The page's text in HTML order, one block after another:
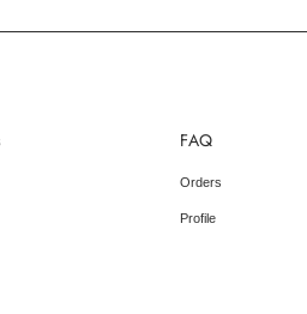
FAQ
Orders
Profile